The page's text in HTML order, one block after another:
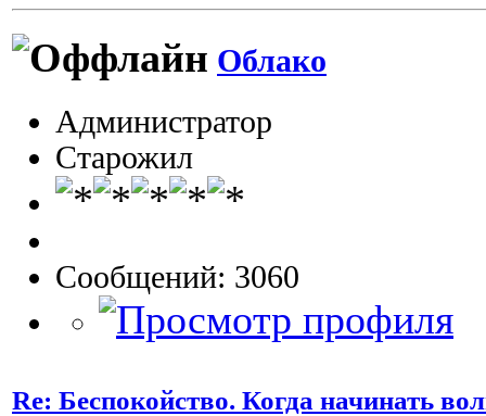
Облако
Администратор
Старожил
Сообщений: 3060
Re: Беспокойство. Когда начинать